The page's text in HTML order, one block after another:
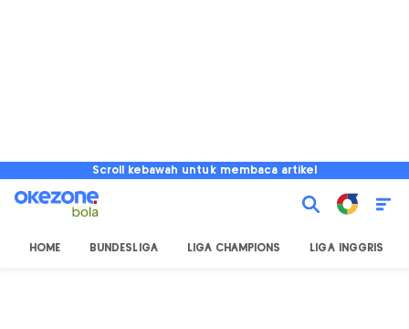
Scroll kebawah untuk membaca artikel
HOME BUNDESLIGA LIGA CHAMPIONS LIGA INGGRIS